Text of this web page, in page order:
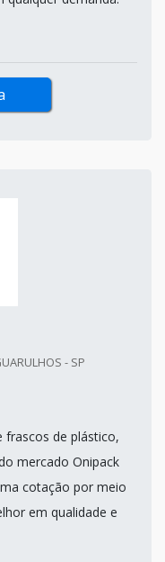
- SP
frascos de plástico,
mercado Onipack
cotação por meio
em qualidade e